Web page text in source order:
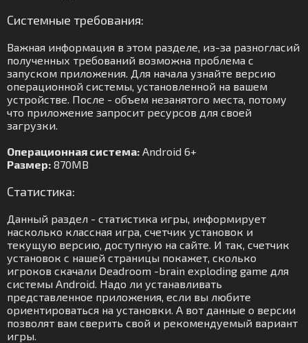
Системные требования:
Важная информация в этом разделе, из-за разногласий
полученных требований возможна проблема с
запуском приложения. Для начала узнайте версию
операционной системы, установленной на вашем
устройстве. После - объем незанятого места, потому
что приложение запросит ресурсов для своей
загрузки.
Операционная система: Android 6+
Размер: 870MB
Статистика:
Данный раздел - статистика игры, информирует
насколько классная игра, счетчик установок и
текущую версию, доступную на сайте. И так, счетчик
установок с нашей страницы покажет, сколько
игроков скачали Deadroom -brain exploding game для
системы Android. Надо ли устанавливать
представленное приложения, если вы любите
ориентироваться на установки. А вот данные о версии
позволят вам сверить свой и рекомендуемый вариант
игры.